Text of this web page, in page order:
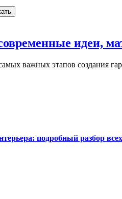
идеи,
важных этапов создания
подробный разбор